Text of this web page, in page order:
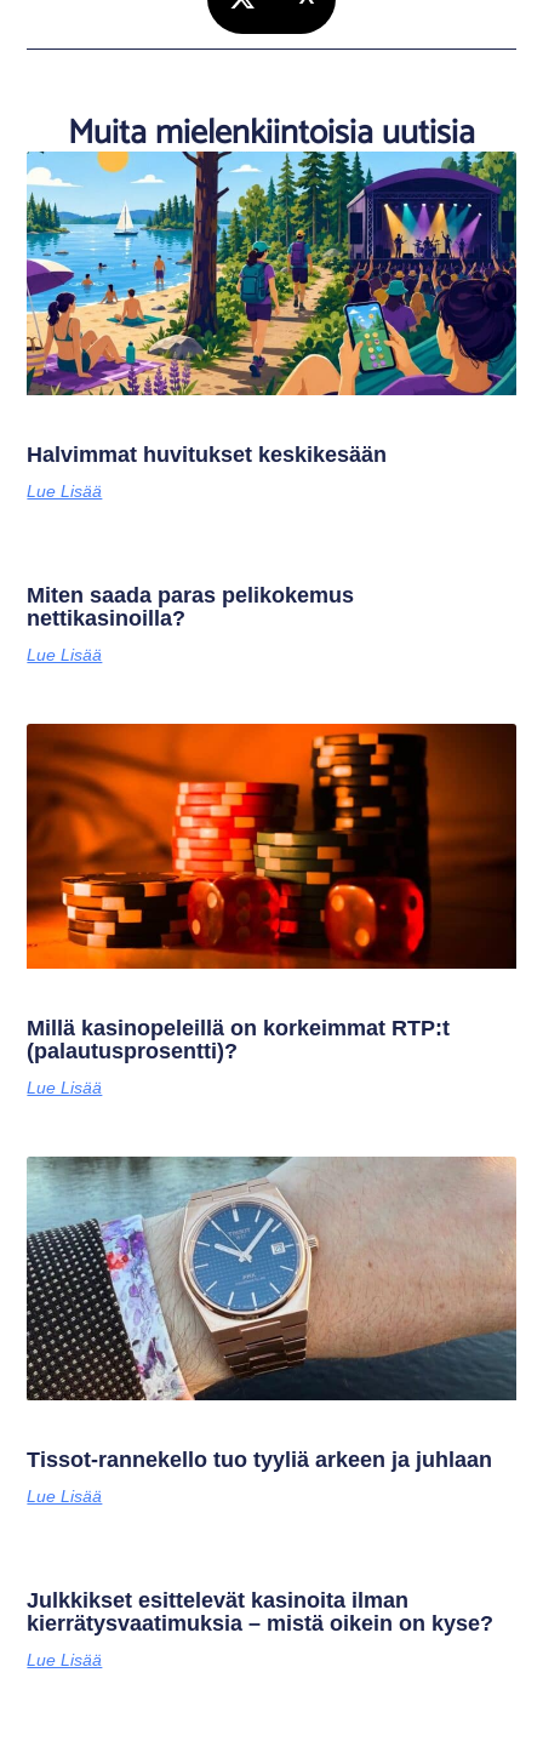
Muita mielenkiintoisia uutisia
Halvimmat huvitukset keskikesään
Lue Lisää
Miten saada paras pelikokemus
nettikasinoilla?
Lue Lisää
Millä kasinopeleillä on korkeimmat RTP:t
(palautusprosentti)?
Lue Lisää
Tissot-rannekello tuo tyyliä arkeen ja juhlaan
Lue Lisää
Julkkikset esittelevät kasinoita ilman
kierrätysvaatimuksia – mistä oikein on kyse?
Lue Lisää